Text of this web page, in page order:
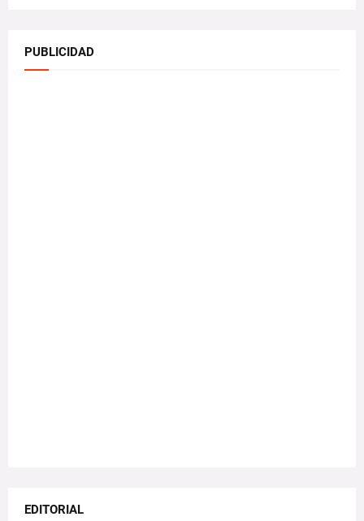
PUBLICIDAD
EDITORIAL